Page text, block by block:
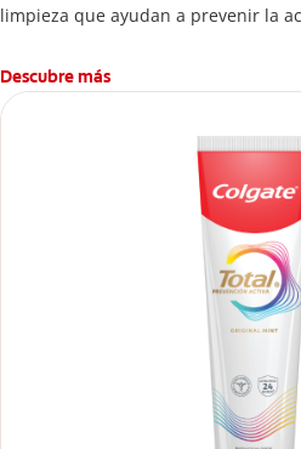
limpieza que ayudan a prevenir la
Descubre más